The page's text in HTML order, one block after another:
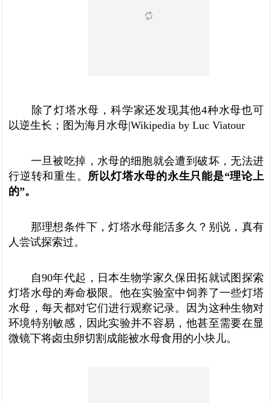
除了灯塔水母，科学家还发现其他4种水母也可
以逆生长；图为海月水母|Wikipedia by Luc Viatour
一旦被吃掉，水母的细胞就会遭到破坏，无法进
行逆转和重生。 所以灯塔水母的永生只能是“理论上
的”。
那理想条件下，灯塔水母能活多久？别说，真有
人尝试探索过。
自90年代起，日本生物学家久保田拓就试图探索
灯塔水母的寿命极限。他在实验室中饲养了一些灯塔
水母，每天都对它们进行观察记录。因为这种生物对
环境特别敏感，因此实验并不容易，他甚至需要在显
微镜下将卤虫卵切割成能被水母食用的小块儿。